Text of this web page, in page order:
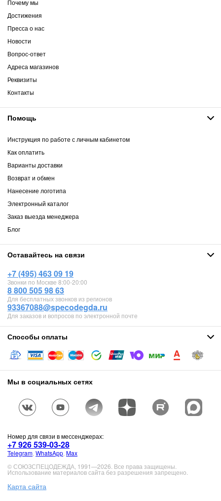
Почему мы
Достижения
Пресса о нас
Новости
Вопрос-ответ
Адреса магазинов
Реквизиты
Контакты
Помощь
Инструкция по работе с личным кабинетом
Как оплатить
Варианты доставки
Возврат и обмен
Нанесение логотипа
Электронный каталог
Заказ выезда менеджера
Блог
Оставайтесь на связи
+7 (495) 463 09 19
Звонки по Москве 8:00-20:00
8 800 505 98 63
Для бесплатных звонков из регионов
93367088@specodegda.ru
Для заказов и вопросов по электронной почте
Способы оплаты
Мы в социальных сетях
Номер для связи в мессенджерах:
+7 926 539-03-28
Telegram WhatsApp Max
© СОЮЗСПЕЦОДЕЖДА, 1991—2026. Все права защищены.
Использование материалов сайта без разрешения запрещено.
Карта сайта